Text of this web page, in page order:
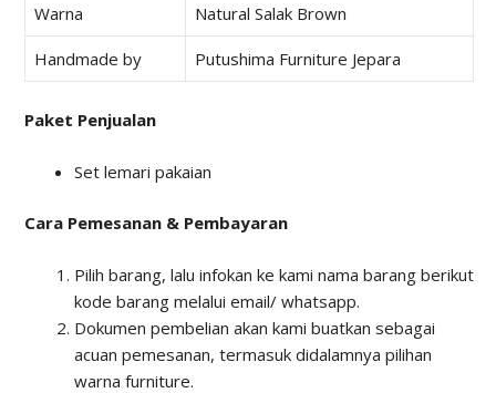
Warna Natural Salak Brown
Handmade by Putushima Furniture Jepara
Paket Penjualan
Set lemari pakaian
Cara Pemesanan & Pembayaran
Pilih barang, lalu infokan ke kami nama barang berikut
kode barang melalui email/ whatsapp.
Dokumen pembelian akan kami buatkan sebagai
acuan pemesanan, termasuk didalamnya pilihan
warna furniture.